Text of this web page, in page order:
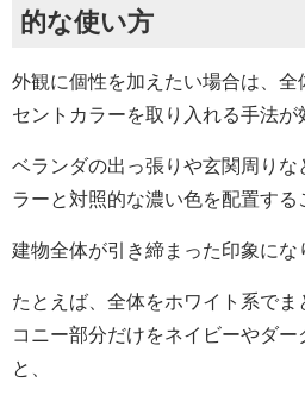
的な使い方
外観に個性を加えたい場合は、全
セントカラーを取り入れる手法が
ベランダの出っ張りや玄関周りな
ラーと対照的な濃い色を配置する
建物全体が引き締まった印象にな
たとえば、全体をホワイト系で
コニー部分だけをネイビーやダー
と、